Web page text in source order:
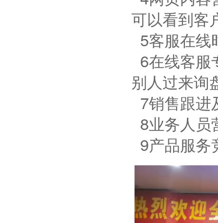
可以看到客
5客服在线
6在线客服
别人过来询
7销售跟进
8业务人员
9产品服务